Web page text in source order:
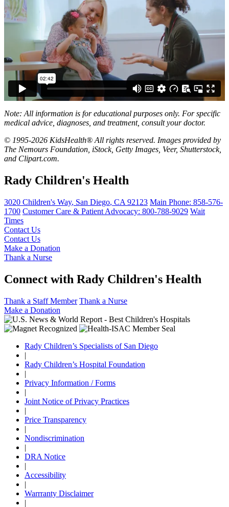
Note: All information is for educational purposes only. For specific
medical advice, diagnoses, and treatment, consult your doctor.
© 1995-2026 KidsHealth® All rights reserved. Images provided by
The Nemours Foundation, iStock, Getty Images, Veer, Shutterstock,
and Clipart.com.
Rady Children's Health
3020 Children's Way, San Diego, CA 92123 Main Phone: 858-576-
1700 Customer Care & Patient Advocacy: 800-788-9029 Wait
Times
Contact Us
Contact Us
Make a Donation
Thank a Nurse
Connect with Rady Children's Health
Thank a Staff Member Thank a Nurse
Make a Donation
Rady Children’s Specialists of San Diego
|
Rady Children’s Hospital Foundation
|
Privacy Information / Forms
|
Joint Notice of Privacy Practices
|
Price Transparency
|
Nondiscrimination
|
DRA Notice
|
Accessibility
|
Warrranty Disclaimer
|